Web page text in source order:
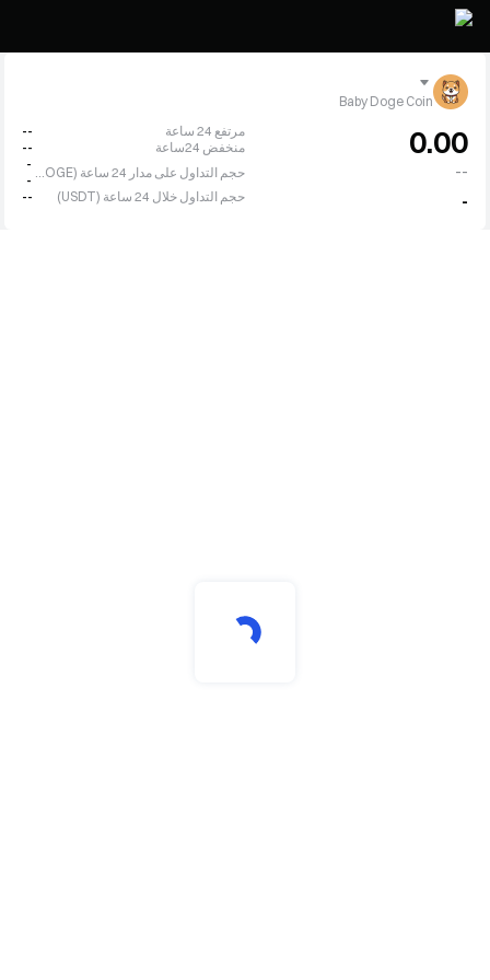
Baby Doge Coin
0.00
--
-
مرتفع 24 ساعة
--
منخفض 24ساعة
--
-
-
حجم التداول خلال 24 ساعة (USDT)
--